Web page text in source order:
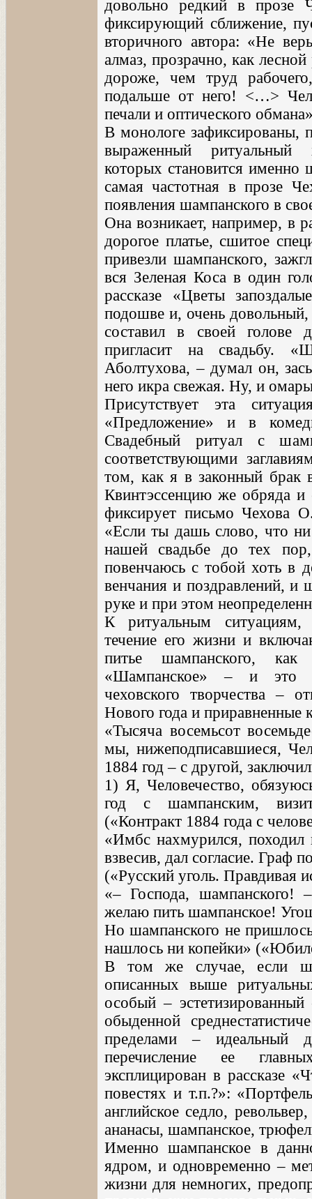
довольно редкий в прозе
фиксирующий сближение,
вторичного автора: «Не
алмаз, прозрачно, как
дороже, чем труд
подальше от него! <…>
печали и оптического
В монологе зафиксированы,
выраженный ритуальный
которых становится именно
самая частотная в прозе
появления шампанского в
Она возникает, например, в
дорогое платье, сшитое
привезли шампанского,
вся Зеленая Коса в один
рассказе «Цветы
подошве и, очень
составил в своей голове
пригласит на свадьбу.
Аболтухова, – думал он,
него икра свежая. Ну, и
Присутствует эта
«Предложение» и в
Свадебный ритуал с
соответствующими
том, как я в законный брак
Квинтэссенцию же обряда и
фиксирует письмо Чехова
«Если ты дашь слово, что
нашей свадьбе до тех
повенчаюсь с тобой хоть в
венчания и поздравлений, и
руке и при этом
К ритуальным ситуациям,
течение его жизни и
питье шампанского, как
«Шампанское» – и это
чеховского творчества –
Нового года и
«Тысяча восемьсот
мы, нижеподписавшиеся,
1884 год – с другой,
1) Я, Человечество,
год с шампанским,
(«Контракт 1884 года с
«Имбс нахмурился, походил
взвесив, дал согласие. Граф
(«Русский уголь. Правдивая
«– Господа, шампанского!
желаю пить шампанское!
Но шампанского не
нашлось ни копейки»
В том же случае, если
описанных выше
особый –
обыденной
пределами – идеальный
перечисление ее
эксплицирован в рассказе
повестях и т.п.?»:
английское седло,
ананасы, шампанское,
Именно шампанское в
ядром, и одновременно –
жизни для немногих,